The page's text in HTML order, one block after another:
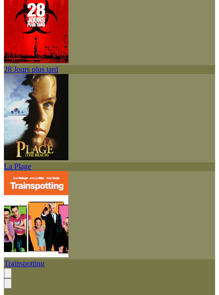
28 Jours plus tard
La Plage
Trainspotting